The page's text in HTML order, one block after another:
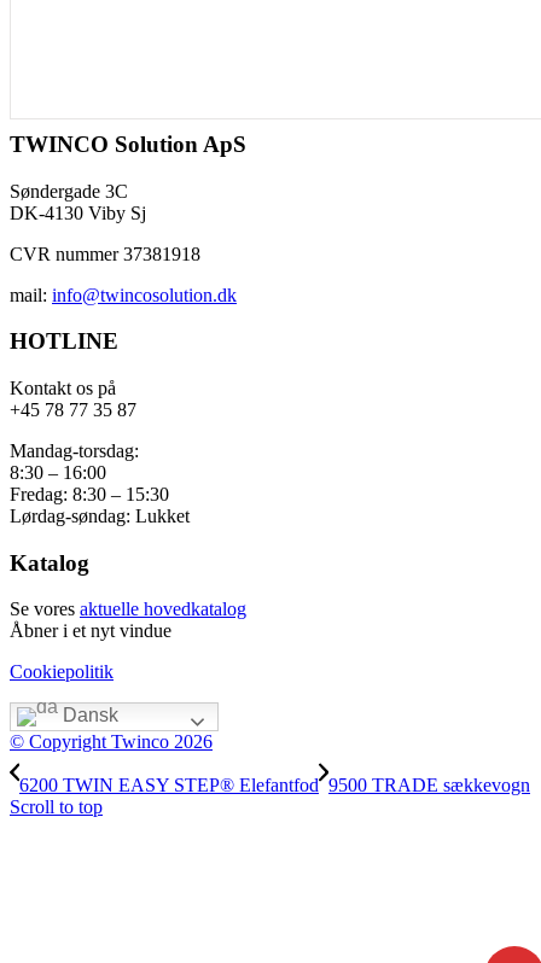
TWINCO Solution ApS
Søndergade 3C
DK-4130 Viby Sj
CVR nummer 37381918
mail: info@twincosolution.dk
HOTLINE
Kontakt os på
+45 78 77 35 87
Mandag-torsdag:
8:30 – 16:00
Fredag: 8:30 – 15:30
Lørdag-søndag: Lukket
Katalog
Se vores aktuelle hovedkatalog
Åbner i et nyt vindue
Cookiepolitik
Dansk
© Copyright Twinco 2026
6200 TWIN EASY STEP® Elefantfod 9500 TRADE sækkevogn
Scroll to top